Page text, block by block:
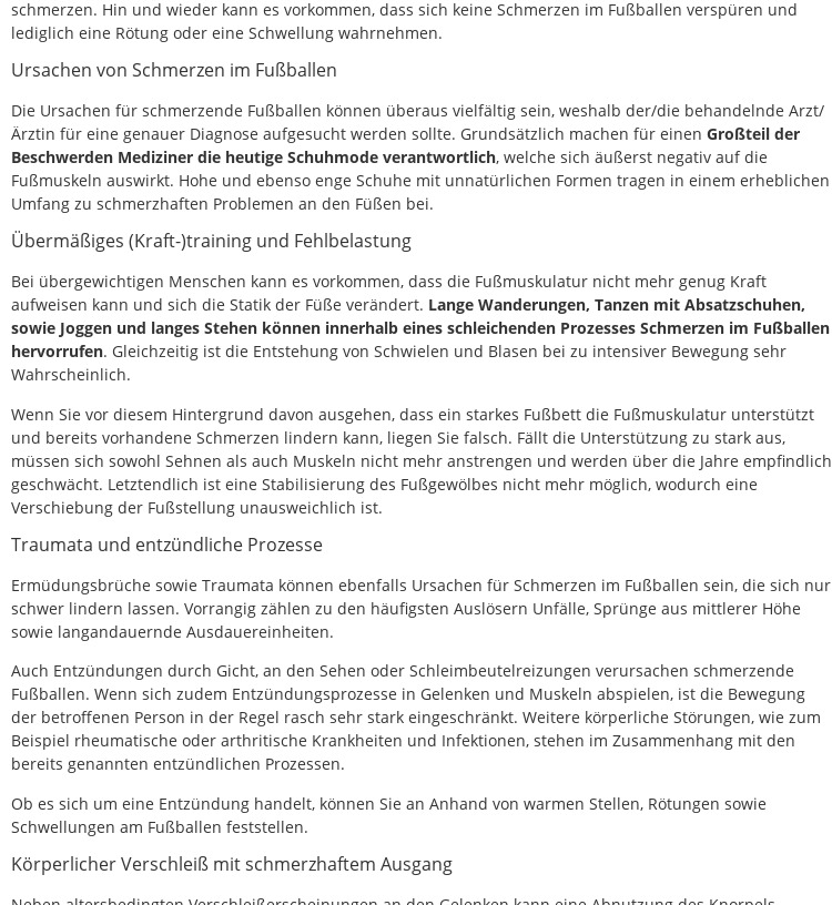
schmerzen. Hin und wieder kann es vorkommen, dass sich keine Schmerzen im Fußballen verspüren und
lediglich eine Rötung oder eine Schwellung wahrnehmen.
Ursachen von Schmerzen im Fußballen
Die Ursachen für schmerzende Fußballen können überaus vielfältig sein, weshalb der/die behandelnde Arzt/
Ärztin für eine genauer Diagnose aufgesucht werden sollte. Grundsätzlich machen für einen Großteil der
Beschwerden Mediziner die heutige Schuhmode verantwortlich, welche sich äußerst negativ auf die
Fußmuskeln auswirkt. Hohe und ebenso enge Schuhe mit unnatürlichen Formen tragen in einem erheblichen
Umfang zu schmerzhaften Problemen an den Füßen bei.
Übermäßiges (Kraft-)training und Fehlbelastung
Bei übergewichtigen Menschen kann es vorkommen, dass die Fußmuskulatur nicht mehr genug Kraft
aufweisen kann und sich die Statik der Füße verändert. Lange Wanderungen, Tanzen mit Absatzschuhen,
sowie Joggen und langes Stehen können innerhalb eines schleichenden Prozesses Schmerzen im Fußballen
hervorrufen. Gleichzeitig ist die Entstehung von Schwielen und Blasen bei zu intensiver Bewegung sehr
Wahrscheinlich.
Wenn Sie vor diesem Hintergrund davon ausgehen, dass ein starkes Fußbett die Fußmuskulatur unterstützt
und bereits vorhandene Schmerzen lindern kann, liegen Sie falsch. Fällt die Unterstützung zu stark aus,
müssen sich sowohl Sehnen als auch Muskeln nicht mehr anstrengen und werden über die Jahre empfindlich
geschwächt. Letztendlich ist eine Stabilisierung des Fußgewölbes nicht mehr möglich, wodurch eine
Verschiebung der Fußstellung unausweichlich ist.
Traumata und entzündliche Prozesse
Ermüdungsbrüche sowie Traumata können ebenfalls Ursachen für Schmerzen im Fußballen sein, die sich nur
schwer lindern lassen. Vorrangig zählen zu den häufigsten Auslösern Unfälle, Sprünge aus mittlerer Höhe
sowie langandauernde Ausdauereinheiten.
Auch Entzündungen durch Gicht, an den Sehen oder Schleimbeutelreizungen verursachen schmerzende
Fußballen. Wenn sich zudem Entzündungsprozesse in Gelenken und Muskeln abspielen, ist die Bewegung
der betroffenen Person in der Regel rasch sehr stark eingeschränkt. Weitere körperliche Störungen, wie zum
Beispiel rheumatische oder arthritische Krankheiten und Infektionen, stehen im Zusammenhang mit den
bereits genannten entzündlichen Prozessen.
Ob es sich um eine Entzündung handelt, können Sie an Anhand von warmen Stellen, Rötungen sowie
Schwellungen am Fußballen feststellen.
Körperlicher Verschleiß mit schmerzhaftem Ausgang